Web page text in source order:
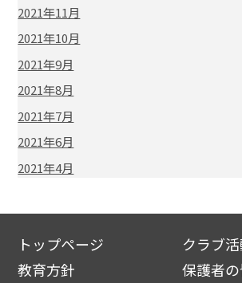
2021年11月
2021年10月
2021年9月
2021年8月
2021年7月
2021年6月
2021年4月
トップページ
教育方針
クラブ
保護者